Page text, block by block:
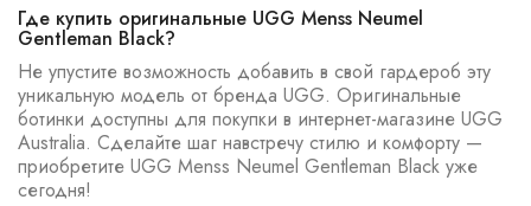
Где купить оригинальные UGG Menss Neumel
Gentleman Black?
Не упустите возможность добавить в свой гардероб эту
уникальную модель от бренда UGG. Оригинальные
ботинки доступны для покупки в интернет-магазине UGG
Australia. Сделайте шаг навстречу стилю и комфорту —
приобретите UGG Menss Neumel Gentleman Black уже
сегодня!